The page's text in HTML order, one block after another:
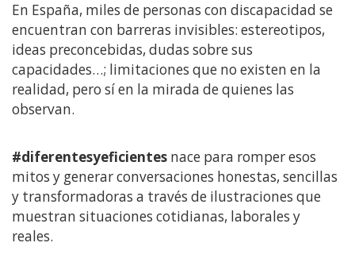
En España, miles de personas con discapacidad se
encuentran con barreras invisibles: estereotipos,
ideas preconcebidas, dudas sobre sus
capacidades…; limitaciones que no existen en la
realidad, pero sí en la mirada de quienes las
observan.
#diferentesyeficientes nace para romper esos
mitos y generar conversaciones honestas, sencillas
y transformadoras a través de ilustraciones que
muestran situaciones cotidianas, laborales y
reales.